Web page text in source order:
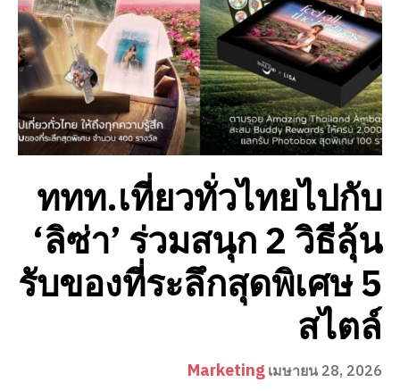
ททท.เที่ยวทั่วไทยไปกับ
‘ลิซ่า’ ร่วมสนุก 2 วิธีลุ้น
รับของที่ระลึกสุดพิเศษ 5
สไตล์
Marketingเมษายน 28, 2026